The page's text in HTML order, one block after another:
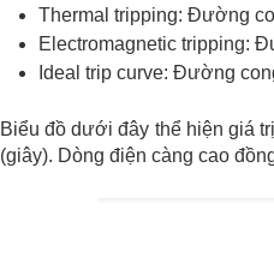
Thermal tripping: Đường
Electromagnetic tripping:
Ideal trip curve: Đường
Biểu đồ dưới đây thể hiện giá
(giây). Dòng điện càng cao